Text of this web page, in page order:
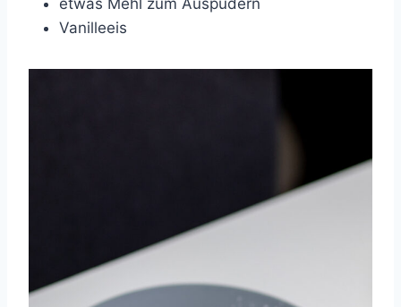
Vanilleeis